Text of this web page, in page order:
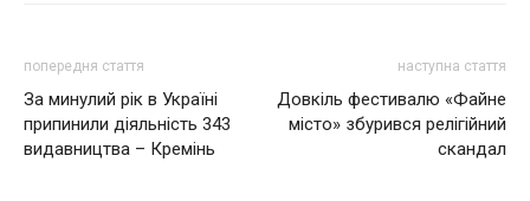
попередня стаття
За минулий рік в Україні
припинили діяльність 343
видавництва – Кремінь
наступна стаття
Довкіль фестивалю «Файне
місто» збурився релігійний
скандал